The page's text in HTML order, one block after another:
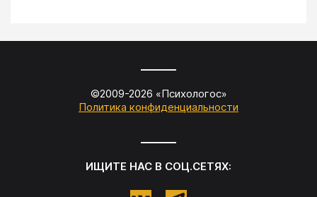
©2009-2026 «Психологос»
Политика конфиденциальности
ИЩИТЕ НАС В СОЦ.СЕТЯХ: